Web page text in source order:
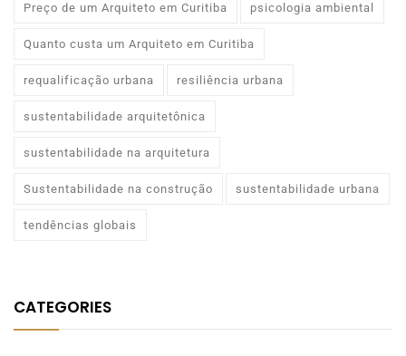
Preço de um Arquiteto em Curitiba psicologia ambiental
Quanto custa um Arquiteto em Curitiba
requalificação urbana resiliência urbana
sustentabilidade arquitetônica
sustentabilidade na arquitetura
Sustentabilidade na construção sustentabilidade urbana
tendências globais
CATEGORIES